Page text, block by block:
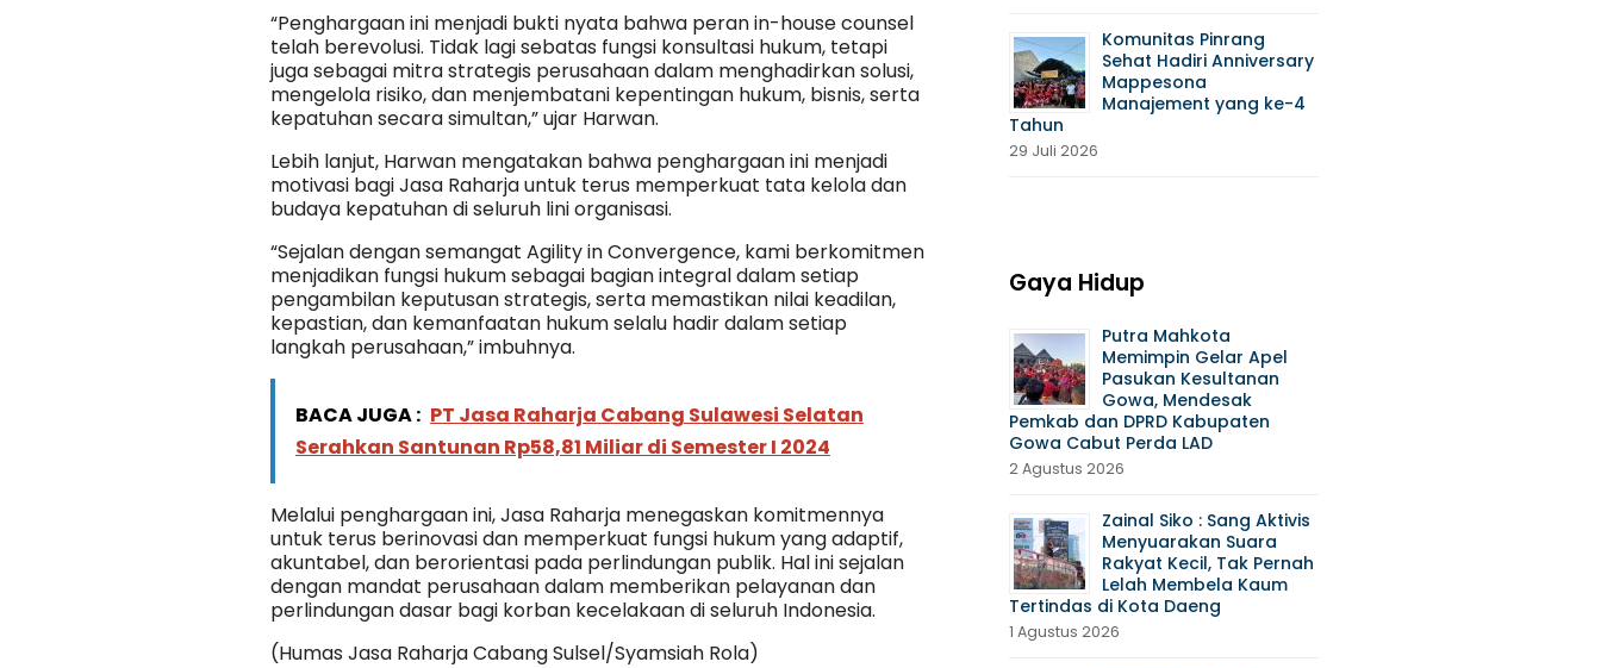
“Penghargaan ini menjadi bukti nyata bahwa peran in-house counsel
telah berevolusi. Tidak lagi sebatas fungsi konsultasi hukum, tetapi
juga sebagai mitra strategis perusahaan dalam menghadirkan solusi,
mengelola risiko, dan menjembatani kepentingan hukum, bisnis, serta
kepatuhan secara simultan,” ujar Harwan.
Lebih lanjut, Harwan mengatakan bahwa penghargaan ini menjadi
motivasi bagi Jasa Raharja untuk terus memperkuat tata kelola dan
budaya kepatuhan di seluruh lini organisasi.
“Sejalan dengan semangat Agility in Convergence, kami berkomitmen
menjadikan fungsi hukum sebagai bagian integral dalam setiap
pengambilan keputusan strategis, serta memastikan nilai keadilan,
kepastian, dan kemanfaatan hukum selalu hadir dalam setiap
langkah perusahaan,” imbuhnya.
BACA JUGA : PT Jasa Raharja Cabang Sulawesi Selatan
Serahkan Santunan Rp58,81 Miliar di Semester I 2024
Melalui penghargaan ini, Jasa Raharja menegaskan komitmennya
untuk terus berinovasi dan memperkuat fungsi hukum yang adaptif,
akuntabel, dan berorientasi pada perlindungan publik. Hal ini sejalan
dengan mandat perusahaan dalam memberikan pelayanan dan
perlindungan dasar bagi korban kecelakaan di seluruh Indonesia.
(Humas Jasa Raharja Cabang Sulsel/Syamsiah Rola)
Komunitas Pinrang
Sehat Hadiri Anniversary
Mappesona
Manajement yang ke-4
Tahun
29 Juli 2026
Gaya Hidup
Putra Mahkota
Memimpin Gelar Apel
Pasukan Kesultanan
Gowa, Mendesak
Pemkab dan DPRD Kabupaten
Gowa Cabut Perda LAD
2 Agustus 2026
Zainal Siko : Sang Aktivis
Menyuarakan Suara
Rakyat Kecil, Tak Pernah
Lelah Membela Kaum
Tertindas di Kota Daeng
1 Agustus 2026